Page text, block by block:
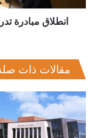
المصري
انطلاق مبادرة
مقالات ذات